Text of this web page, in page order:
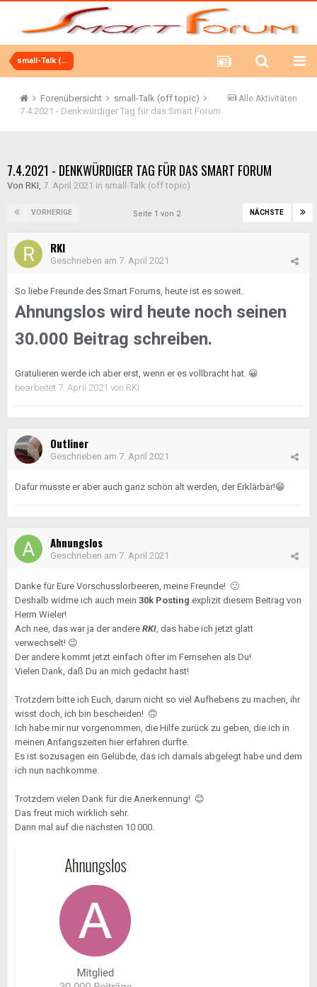
small-Talk (off topic)
Alle Aktivitäten
Forenübersicht
small-Talk (off topic)
7.4.2021 - Denkwürdiger Tag für das Smart Forum
7.4.2021 - DENKWÜRDIGER TAG FÜR DAS SMART FORUM
Von RKI, 7. April 2021 in small-Talk (off topic)
VORHERIGE NÄCHSTE
Seite 1 von 2
RKI
Geschrieben am 7. April 2021
So liebe Freunde des Smart Forums, heute ist es soweit.
Ahnungslos wird heute noch seinen
30.000 Beitrag schreiben.
Gratulieren werde ich aber erst, wenn er es vollbracht hat. 😀
bearbeitet 7. April 2021 von RKI
Outliner
Geschrieben am 7. April 2021
Dafür musste er aber auch ganz schön alt werden, der Erklärbär!😁
Ahnungslos
Geschrieben am 7. April 2021
Danke für Eure Vorschusslorbeeren, meine Freunde! 🙂
Deshalb widme ich auch mein 30k Posting explizit diesem Beitrag von
Herrn Wieler!
Ach nee, das war ja der andere RKI, das habe ich jetzt glatt
verwechselt! 😉
Der andere kommt jetzt einfach öfter im Fernsehen als Du!
Vielen Dank, daß Du an mich gedacht hast!
Trotzdem bitte ich Euch, darum nicht so viel Aufhebens zu machen, ihr
wisst doch, ich bin bescheiden! 🙃
Ich habe mir nur vorgenommen, die Hilfe zurück zu geben, die ich in
meinen Anfangszeiten hier erfahren durfte.
Es ist sozusagen ein Gelübde, das ich damals abgelegt habe und dem
ich nun nachkomme.
Trotzdem vielen Dank für die Anerkennung! 😊
Das freut mich wirklich sehr.
Dann mal auf die nächsten 10 000.